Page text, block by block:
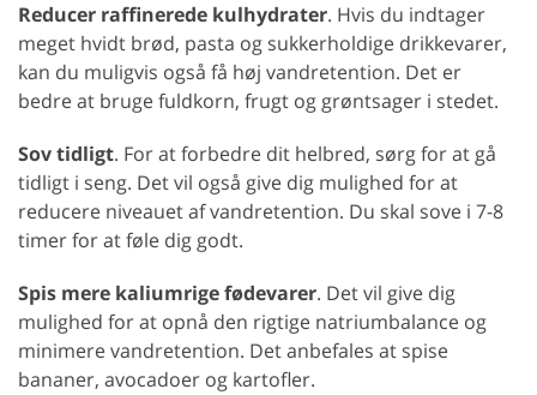
Reducer raffinerede kulhydrater. Hvis du indtager
meget hvidt brød, pasta og sukkerholdige drikkevarer,
kan du muligvis også få høj vandretention. Det er
bedre at bruge fuldkorn, frugt og grøntsager i stedet.
Sov tidligt. For at forbedre dit helbred, sørg for at gå
tidligt i seng. Det vil også give dig mulighed for at
reducere niveauet af vandretention. Du skal sove i 7-8
timer for at føle dig godt.
Spis mere kaliumrige fødevarer. Det vil give dig
mulighed for at opnå den rigtige natriumbalance og
minimere vandretention. Det anbefales at spise
bananer, avocadoer og kartofler.